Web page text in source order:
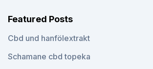
Featured Posts
Cbd und hanfölextrakt
Schamane cbd topeka